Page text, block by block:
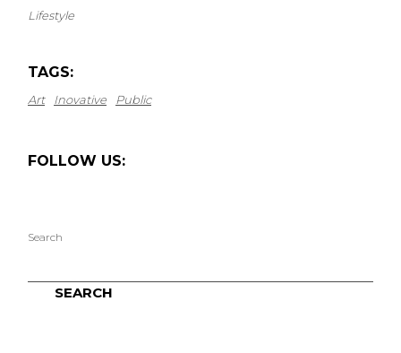
Lifestyle
TAGS:
Art Inovative Public
FOLLOW US:
Search
SEARCH